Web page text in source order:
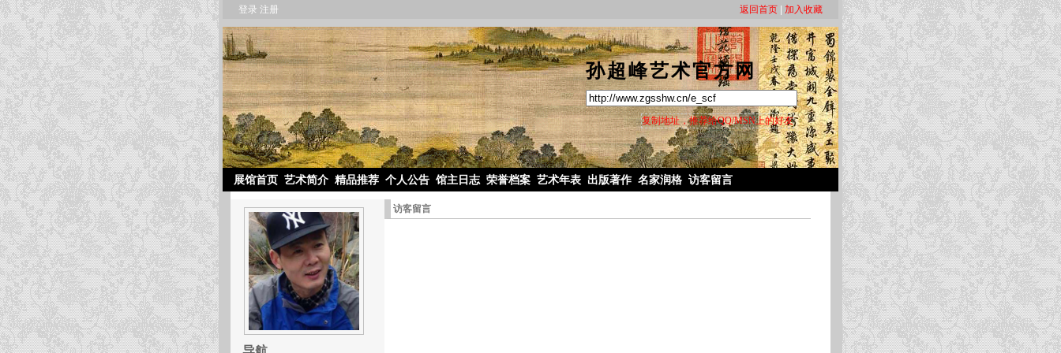
登录 注册 返回首页 加入收藏
孙超峰艺术官方网
复制地址，推荐给QQ/MSN上的好友
展馆首页 艺术简介 精品推荐 个人公告 馆主日志 荣誉档案 艺术年表 出版著作 名家润格 访客留言
访客留言